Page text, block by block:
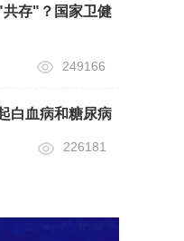
存"？国家卫健
249166
白血病和糖尿病
226181